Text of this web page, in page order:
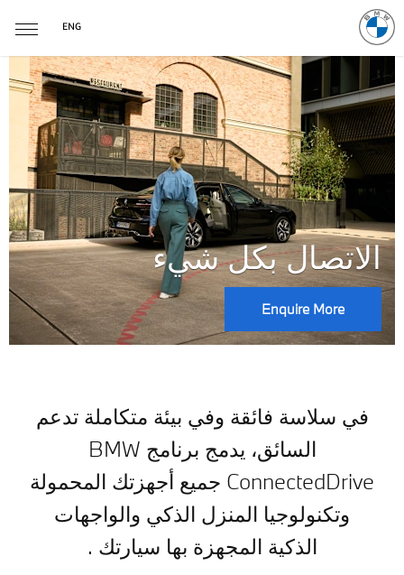
ENG
تعزيز رحلتك
Enquire More
​في سلاسة فائقة وفي بيئة متكاملة تدعم
السائق، يدمج برنامج BMW
ConnectedDrive جميع أجهزتك المحمولة
وتكنولوجيا المنزل الذكي والواجهات
الذكية المجهزة بها سيارتك .